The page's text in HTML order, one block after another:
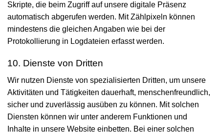
Skripte, die beim Zugriff auf unsere digitale Präsenz
automatisch abgerufen werden. Mit Zähl­pixeln können
mindestens die gleichen Angaben wie bei der
Protokollierung in Log­dateien erfasst werden.
10. Dienste von Dritten
Wir nutzen Dienste von spezialisierten Dritten, um unsere
Aktivitäten und Tätigkeiten dauerhaft, menschen­freundlich,
sicher und zuverlässig ausüben zu können. Mit solchen
Diensten können wir unter anderem Funktionen und
Inhalte in unsere Website einbetten. Bei einer solchen